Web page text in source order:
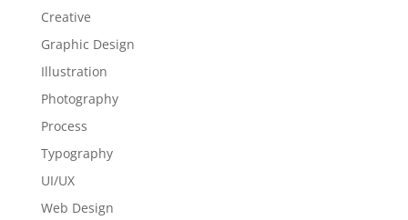
Creative
Graphic Design
Illustration
Photography
Process
Typography
UI/UX
Web Design